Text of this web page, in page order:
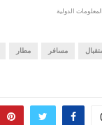
الدولية
مسافر مطار